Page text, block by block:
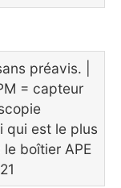
préavis. |
= capteur
qui est le plus
boîtier APE